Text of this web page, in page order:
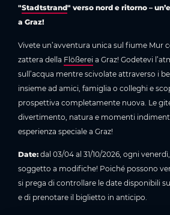
"Stadtstrand" verso nord e ritorno –
a Graz!
Vivete un’avventura unica sul fiume Mur
zattera della Flößerei a Graz! Godetevi
sull’acqua mentre scivolate attraverso i
insieme ad amici, famiglia o colleghi e
prospettiva completamente nuova. Le
divertimento, natura e momenti
esperienza speciale a Graz!
Date: dal 03/04 al 31/10/2026, ogni
soggetto a modifiche! Poiché possono
si prega di controllare le date disponibili su
e di prenotare il biglietto in anticipo.